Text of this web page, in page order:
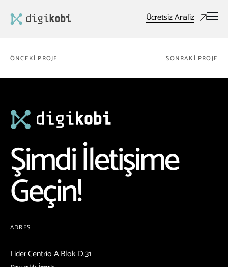
Ücretsiz Analiz
ÖNCEKI PROJE SONRAKI PROJE
Şimdi İletişime
Geçin!
ADRES
Lider Centrio A Blok D.31